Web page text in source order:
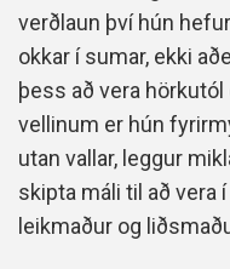
verðlaun því hún
okkar í sumar, ekki
þess að vera
vellinum er hún
utan vallar, leggur
skipta máli til að vera
leikmaður og